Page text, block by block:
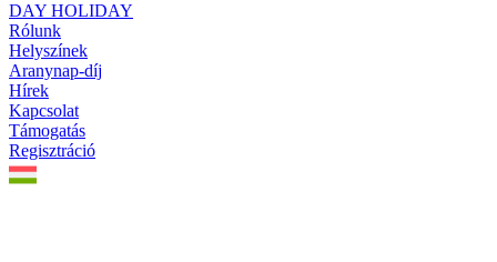
DAY HOLIDAY
Rólunk
Helyszínek
Aranynap-díj
Hírek
Kapcsolat
Támogatás
Regisztráció